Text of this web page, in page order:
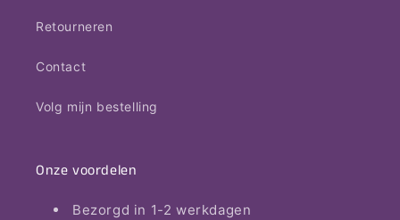
Retourneren
Contact
Volg mijn bestelling
Onze voordelen
Bezorgd in 1-2 werkdagen